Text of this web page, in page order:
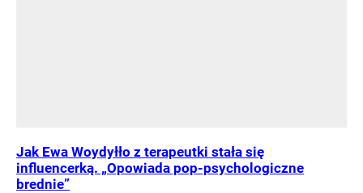
Jak Ewa Woydyłło z terapeutki stała się
influencerką. „Opowiada pop-psychologiczne
brednie”